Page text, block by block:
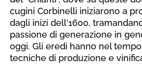
cugini Corbinelli iniziarono a
dagli inizi dell'1600,
passione di generazione in
oggi. Gli eredi hanno nel
tecniche di produzione e